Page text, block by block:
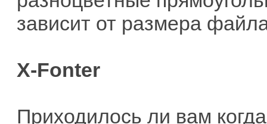
зависит от размера
X-Fonter
Приходилось ли вам